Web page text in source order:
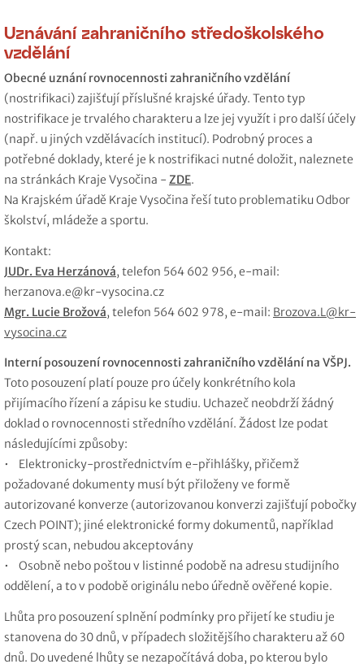
Uznávání zahraničního středoškolského
vzdělání
Obecné uznání rovnocennosti zahraničního vzdělání
(nostrifikaci) zajišťují příslušné krajské úřady. Tento typ
nostrifikace je trvalého charakteru a lze jej využít i pro další účely
(např. u jiných vzdělávacích institucí). Podrobný proces a
potřebné doklady, které je k nostrifikaci nutné doložit, naleznete
na stránkách Kraje Vysočina - ZDE.
Na Krajském úřadě Kraje Vysočina řeší tuto problematiku Odbor
školství, mládeže a sportu.
Kontakt:
JUDr. Eva Herzánová, telefon 564 602 956, e‑mail:
herzanova.e@kr-vysocina.cz
Mgr. Lucie Brožová, telefon 564 602 978, e‑mail: Brozova.L@kr-
vysocina.cz
Interní posouzení rovnocennosti zahraničního vzdělání na VŠPJ.
Toto posouzení platí pouze pro účely konkrétního kola
přijímacího řízení a zápisu ke studiu. Uchazeč neobdrží žádný
doklad o rovnocennosti středního vzdělání. Žádost lze podat
následujícími způsoby:
• Elektronicky-prostřednictvím e-přihlášky, přičemž
požadované dokumenty musí být přiloženy ve formě
autorizované konverze (autorizovanou konverzi zajišťují pobočky
Czech POINT); jiné elektronické formy dokumentů, například
prostý scan, nebudou akceptovány
• Osobně nebo poštou v listinné podobě na adresu studijního
oddělení, a to v podobě originálu nebo úředně ověřené kopie.
Lhůta pro posouzení splnění podmínky pro přijetí ke studiu je
stanovena do 30 dnů, v případech složitějšího charakteru až 60
dnů. Do uvedené lhůty se nezapočítává doba, po kterou bylo